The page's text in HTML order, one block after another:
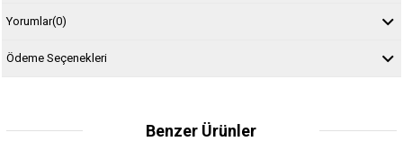
Yorumlar(0)
Ödeme Seçenekleri
Benzer Ürünler